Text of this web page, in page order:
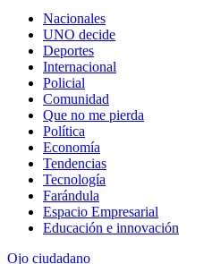
Nacionales
UNO decide
Deportes
Internacional
Policial
Comunidad
Que no me pierda
Política
Economía
Tendencias
Tecnología
Farándula
Espacio Empresarial
Educación e innovación
Ojo ciudadano